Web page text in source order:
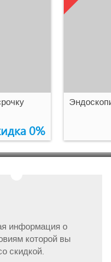
1
0%
информация о
которой вы
скидкой.